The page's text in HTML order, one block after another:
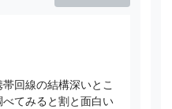
回線の結構深いとこ
てみると割と面白い